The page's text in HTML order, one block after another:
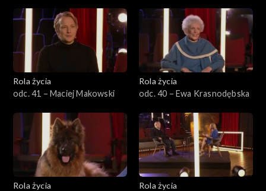
Rola życia
odc. 41 – Maciej Makowski
Rola życia
odc. 40 – Ewa Krasnodębska
Rola życia
Rola życia